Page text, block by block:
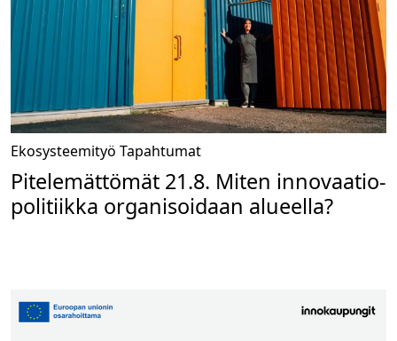
Ekosysteemityö Tapahtumat
Pitelemättömät 21.8. Miten innovaatio­
politiikka organisoidaan alueella?